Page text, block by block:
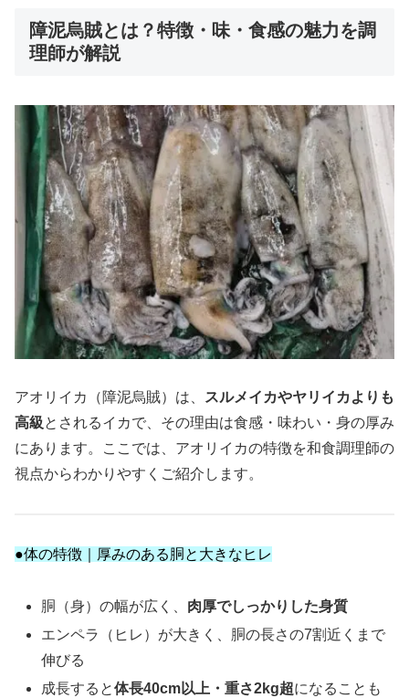
障泥烏賊とは？特徴・味・食感の魅力を調
理師が解説
アオリイカ（障泥烏賊）は、 スルメイカやヤリイカよりも
高級とされるイカで、その理由は食感・味わい・身の厚み
にあります。ここでは、アオリイカの特徴を和食調理師の
視点からわかりやすくご紹介します。
●体の特徴｜厚みのある胴と大きなヒレ
胴（身）の幅が広く、 肉厚でしっかりした身質
エンペラ（ヒレ）が大きく、胴の長さの7割近くまで
伸びる
成長すると体長40cm以上・重さ2kg超になることも